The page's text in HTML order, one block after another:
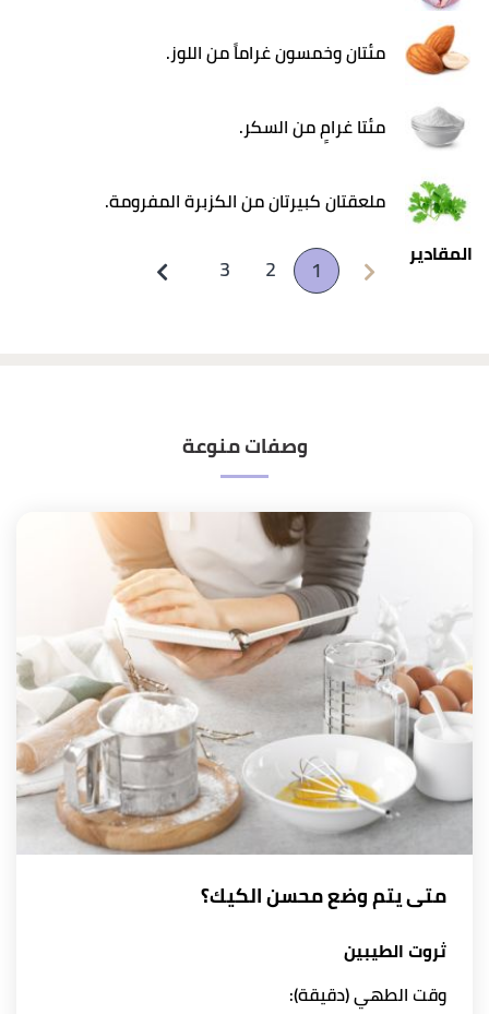
مئتان وخمسون غراماً من اللوز.
مئتا غرامٍ من السكر.
ملعقتان كبيرتان من الكزبرة المفرومة.
المقادير
1
2
3
وصفات منوعة
متى يتم وضع محسن الكيك؟
ثروت الطيبين
وقت الطهي (دقيقة):